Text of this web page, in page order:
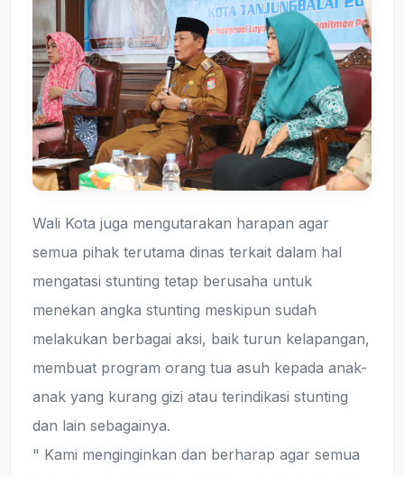
Wali Kota juga mengutarakan harapan agar
semua pihak terutama dinas terkait dalam hal
mengatasi stunting tetap berusaha untuk
menekan angka stunting meskipun sudah
melakukan berbagai aksi, baik turun kelapangan,
membuat program orang tua asuh kepada anak-
anak yang kurang gizi atau terindikasi stunting
dan lain sebagainya.
" Kami menginginkan dan berharap agar semua